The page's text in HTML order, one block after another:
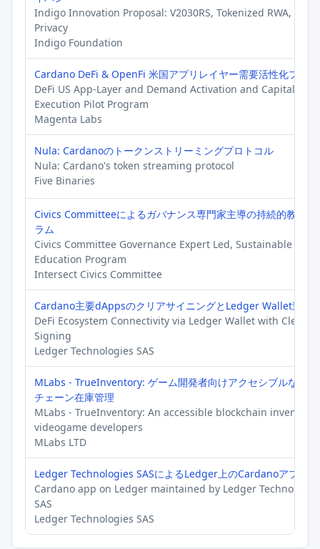
Indigo Innovation Proposal: V2030RS, Tokenized RWA, BTC-
Privacy
Indigo Foundation
Cardano DeFi & OpenFi 米国アプリレイヤー需要活性化プロ
DeFi US App-Layer and Demand Activation and Capital
Execution Pilot Program
Magenta Labs
Nula: Cardanoのトークンストリーミングプロトコル
Nula: Cardano's token streaming protocol
Five Binaries
Civics Committeeによるガバナンス専門家主導の持続的教育プ
ラム
Civics Committee Governance Expert Led, Sustainable
Education Program
Intersect Civics Committee
Cardano主要dAppsのクリアサイニングとLedger Wallet連携
DeFi Ecosystem Connectivity via Ledger Wallet with Clear
Signing
Ledger Technologies SAS
MLabs - TrueInventory: ゲーム開発者向けアクセシブルなブロ
チェーン在庫管理
MLabs - TrueInventory: An accessible blockchain inventory
videogame developers
MLabs LTD
Ledger Technologies SASによるLedger上のCardanoアプリ
Cardano app on Ledger maintained by Ledger
SAS
Ledger Technologies SAS